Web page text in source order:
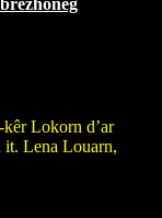
Lokorn d’ar
it. Lena Louarn,